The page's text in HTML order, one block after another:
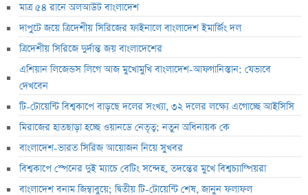
মাত্র ৫৪ রানে অলআউট বাংলাদেশ
দাপুটে জয়ে ত্রিদেশীয় সিরিজের ফাইনালে বাংলাদেশ ইমার্জিং দল
ত্রিদেশীয় সিরিজে দুর্দান্ত জয় বাংলাদেশের
এশিয়ান লিজেন্ডস লিগে আজ মুখোমুখি বাংলাদেশ-আফগানিস্তান: যেভাবে
দেখবেন
টি-টোয়েন্টি বিশ্বকাপে বাড়ছে দলের সংখ্যা, ৩২ দলের লক্ষ্যে এগোচ্ছে আইসিসি
মিরাজের হাতছাড়া হচ্ছে ওয়ানডে নেতৃত্ব; নতুন অধিনায়ক কে
বাংলাদেশ-ভারত সিরিজ আয়োজন নিয়ে সুখবর
বিশ্বকাপে স্পেনের দুই ম্যাচে বেটিং সন্দেহ, তদন্তের মুখে বিশ্বচ্যাম্পিয়রা
বাংলাদেশ বনাম জিম্বাবুয়ে; দ্বিতীয় টি-টোয়েন্টি শেষ, জানুন ফলাফল